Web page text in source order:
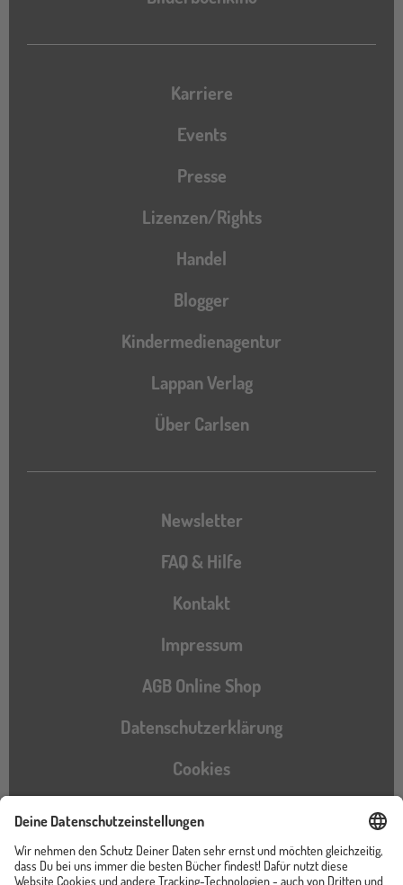
Karriere
Events
Presse
Lizenzen/Rights
Handel
Blogger
Kindermedienagentur
Lappan Verlag
Über Carlsen
Newsletter
FAQ & Hilfe
Kontakt
Impressum
AGB Online Shop
Datenschutzerklärung
Cookies
Barrierefreiheitserklärung